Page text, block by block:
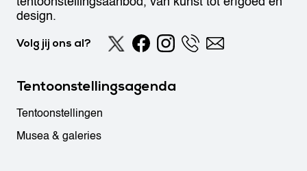
design.
Volg jij ons al?
Tentoonstellingsagenda
Tentoonstellingen
Musea & galeries